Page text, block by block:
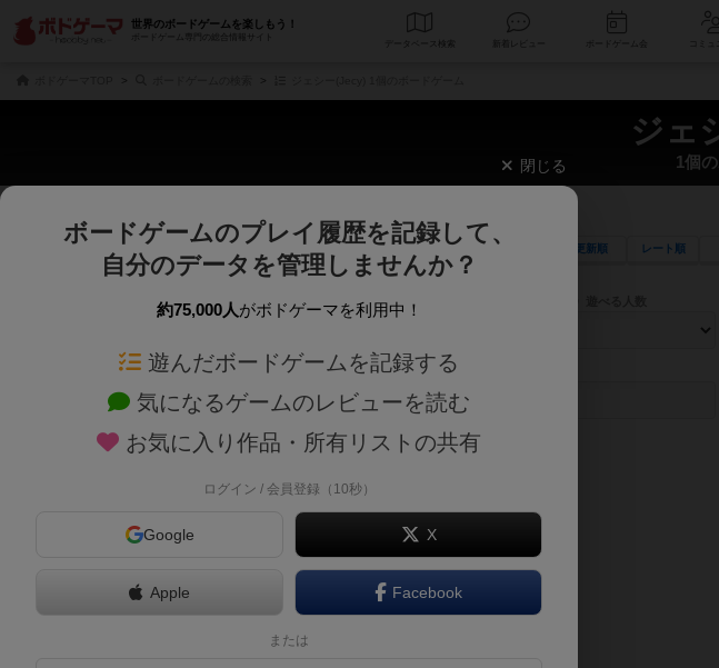
世界のボードゲームを楽しもう！
ボードゲーム専門の総合情報サイト
データベース
ジェ
1個
じっくり表示 更新順 レート順
商品名、商品説明文、デザイナー名、テーマ名、メカニクス名を対象にフリーワード検索ができます。
ゲームデザイナー名を指定して検索できます。
ゲームデザイナー
対象年齢を指定します。 世界観や登場人物などモチーフ・ストーリーを指定す
テーマ/フレーバー
ロミオとジュリエット IFストーリー
閉じる
ボードゲームのプレイ履歴を記録して、
自分のデータを管理しませんか？
約75,000人がボドゲーマを利用中！
遊んだボードゲームを記録する
気になるゲームのレビューを読む
お気に入り作品・所有リストの共有
ログイン / 会員登録（10秒）
Google X
Apple Facebook
または